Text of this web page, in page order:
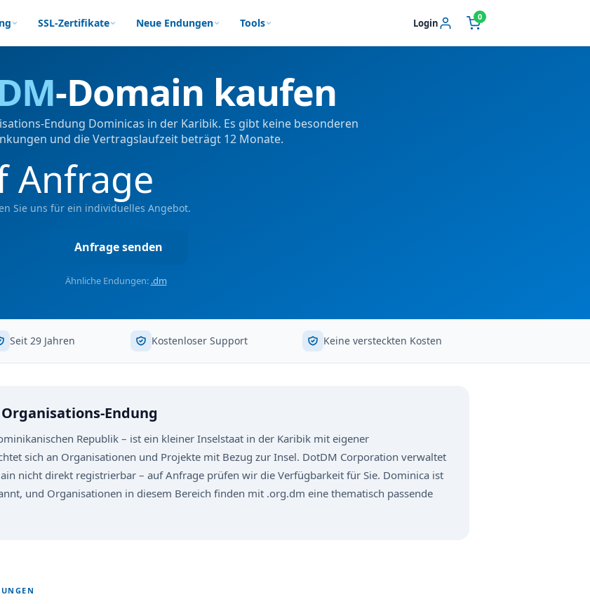
SSL-Zertifikate Neue Endungen Tools Login 0
-Domain kaufen
Endung Dominicas in der Karibik. Es gibt keine besonderen
und die Vertragslaufzeit beträgt 12 Monate.
Anfrage
Sie uns für ein individuelles Angebot.
Anfrage senden
Ähnliche Endungen: .dm
Seit 29 Jahren Kostenloser Support Keine versteckten Kosten
Endung
Republik – ist ein kleiner Inselstaat in der Karibik mit eigener
sich an Organisationen und Projekte mit Bezug zur Insel. DotDM Corporation verwaltet
nicht direkt registrierbar – auf Anfrage prüfen wir die Verfügbarkeit für Sie. Dominica ist
und Organisationen in diesem Bereich finden mit .org.dm eine thematisch passende